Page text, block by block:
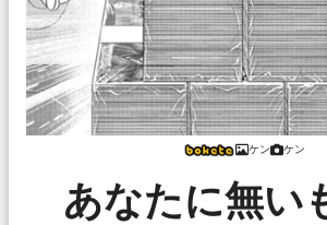
ケン ケン
あなたに無い